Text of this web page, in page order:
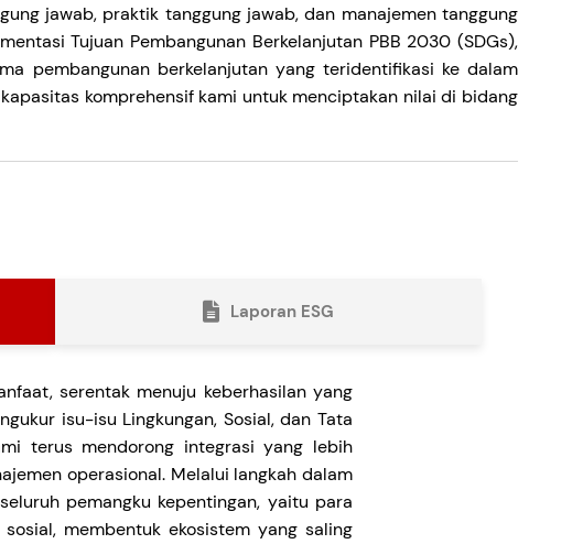
jawab, praktik tanggung jawab, dan manajemen tanggung
Tujuan Pembangunan Berkelanjutan PBB 2030 (SDGs),
pembangunan berkelanjutan yang teridentifikasi ke dalam
komprehensif kami untuk menciptakan nilai di bidang
Laporan ESG
serentak menuju keberhasilan yang
isu-isu Lingkungan, Sosial, dan Tata
terus mendorong integrasi yang lebih
operasional. Melalui langkah dalam
pemangku kepentingan, yaitu para
membentuk ekosistem yang saling